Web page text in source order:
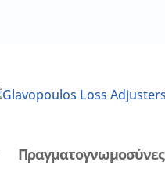
Πραγματογνωμοσύνες